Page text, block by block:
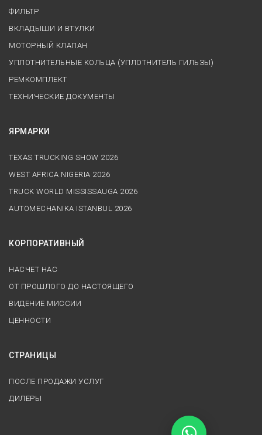
ФИЛЬТР
ВКЛАДЫШИ И ВТУЛКИ
МОТОРНЫЙ КЛАПАН
УПЛОТНИТЕЛЬНЫЕ КОЛЬЦА (УПЛОТНИТЕЛЬ ГИЛЬЗЫ)
РЕМКОМПЛЕКТ
ТЕХНИЧЕСКИЕ ДОКУМЕНТЫ
ЯРМАРКИ
TEXAS TRUCKING SHOW 2026
WEST AFRICA NIGERIA 2026
TRUCK WORLD MISSISSAUGA 2026
AUTOMECHANIKA ISTANBUL 2026
КОРПОРАТИВНЫЙ
НАСЧЕТ НАС
ОТ ПРОШЛОГО ДО НАСТОЯЩЕГО
ВИДЕНИЕ МИССИИ
ЦЕННОСТИ
СТРАНИЦЫ
ПОСЛЕ ПРОДАЖИ УСЛУГ
ДИЛЕРЫ